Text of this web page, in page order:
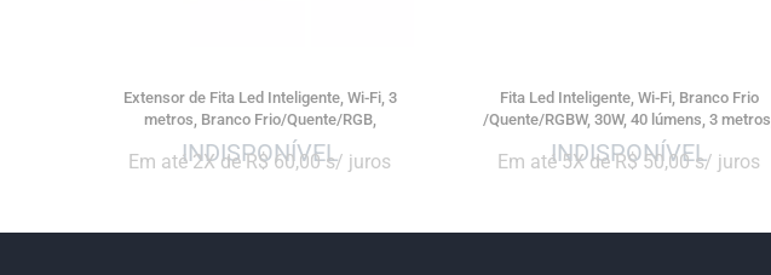
Extensor de Fita Led Inteligente, Wi-Fi, 3
metros, Branco Frio/Quente/RGB,
compatível com Alexa e Google Assistente
Geonav
Em até 2X de R$ 60,00 s/ juros
Fita Led Inteligente, Wi-Fi, Branco Frio
/Quente/RGBW, 30W, 40 lúmens, 3 metros,
Bivolt, compatível com Alexa e Google
Assistente Geonav
Em até 5X de R$ 50,00 s/ juros